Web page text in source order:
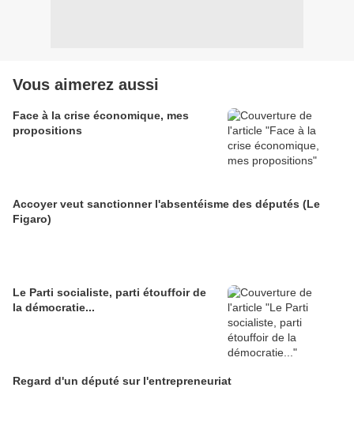
Vous aimerez aussi
Face à la crise économique, mes
propositions
Accoyer veut sanctionner l'absentéisme des députés (Le
Figaro)
Le Parti socialiste, parti étouffoir de
la démocratie...
Regard d'un député sur l'entrepreneuriat